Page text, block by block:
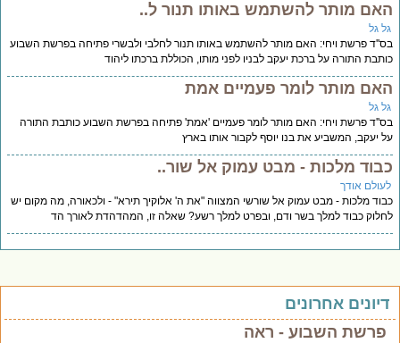
מותר להשתמש באותו תנור ל..
גל
פרשת ויחי: האם מותר להשתמש באותו תנור לחלבי ולבשרי פתיחה בפרשת השבוע
התורה על ברכת יעקב לבניו לפני מותו, הכוללת ברכתו ליהוד
מותר לומר פעמיים אמת
גל
פרשת ויחי: האם מותר לומר פעמיים 'אמת' פתיחה בפרשת השבוע כותבת התורה
יעקב, המשביע את בנו יוסף לקבור אותו בארץ
מלכות - מבט עמוק אל שור..
אודך
מלכות - מבט עמוק אל שורשי המצווה "את ה' אלוקיך תירא" - ולכאורה, מה מקום יש
כבוד למלך בשר ודם, ובפרט למלך רשע? שאלה זו, המהדהדת לאורך הד
אחרונים
פרשת השבוע - ראה